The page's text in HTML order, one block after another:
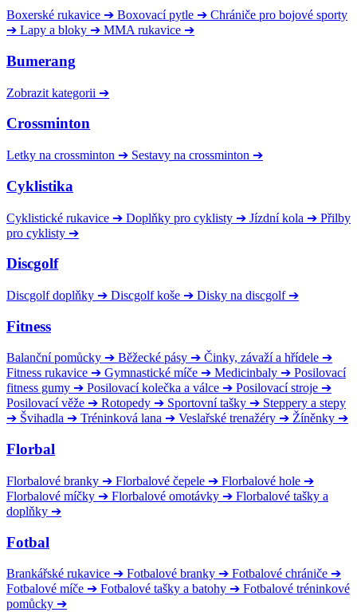
Boxerské rukavice ➔ Boxovací pytle ➔ Chrániče pro bojové sporty
➔ Lapy a bloky ➔ MMA rukavice ➔
Bumerang
Zobrazit kategorii ➔
Crossminton
Letky na crossminton ➔ Sestavy na crossminton ➔
Cyklistika
Cyklistické rukavice ➔ Doplňky pro cyklisty ➔ Jízdní kola ➔ Přilby
pro cyklisty ➔
Discgolf
Discgolf doplňky ➔ Discgolf koše ➔ Disky na discgolf ➔
Fitness
Balanční pomůcky ➔ Běžecké pásy ➔ Činky, závaží a hřídele ➔
Fitness rukavice ➔ Gymnastické míče ➔ Medicinbaly ➔ Posilovací
fitness gumy ➔ Posilovací kolečka a válce ➔ Posilovací stroje ➔
Posilovací věže ➔ Rotopedy ➔ Sportovní tašky ➔ Steppery a stepy
➔ Švihadla ➔ Tréninková lana ➔ Veslařské trenažéry ➔ Žíněnky ➔
Florbal
Florbalové branky ➔ Florbalové čepele ➔ Florbalové hole ➔
Florbalové míčky ➔ Florbalové omotávky ➔ Florbalové tašky a
doplňky ➔
Fotbal
Brankářské rukavice ➔ Fotbalové branky ➔ Fotbalové chrániče ➔
Fotbalové míče ➔ Fotbalové tašky a batohy ➔ Fotbalové tréninkové
pomůcky ➔